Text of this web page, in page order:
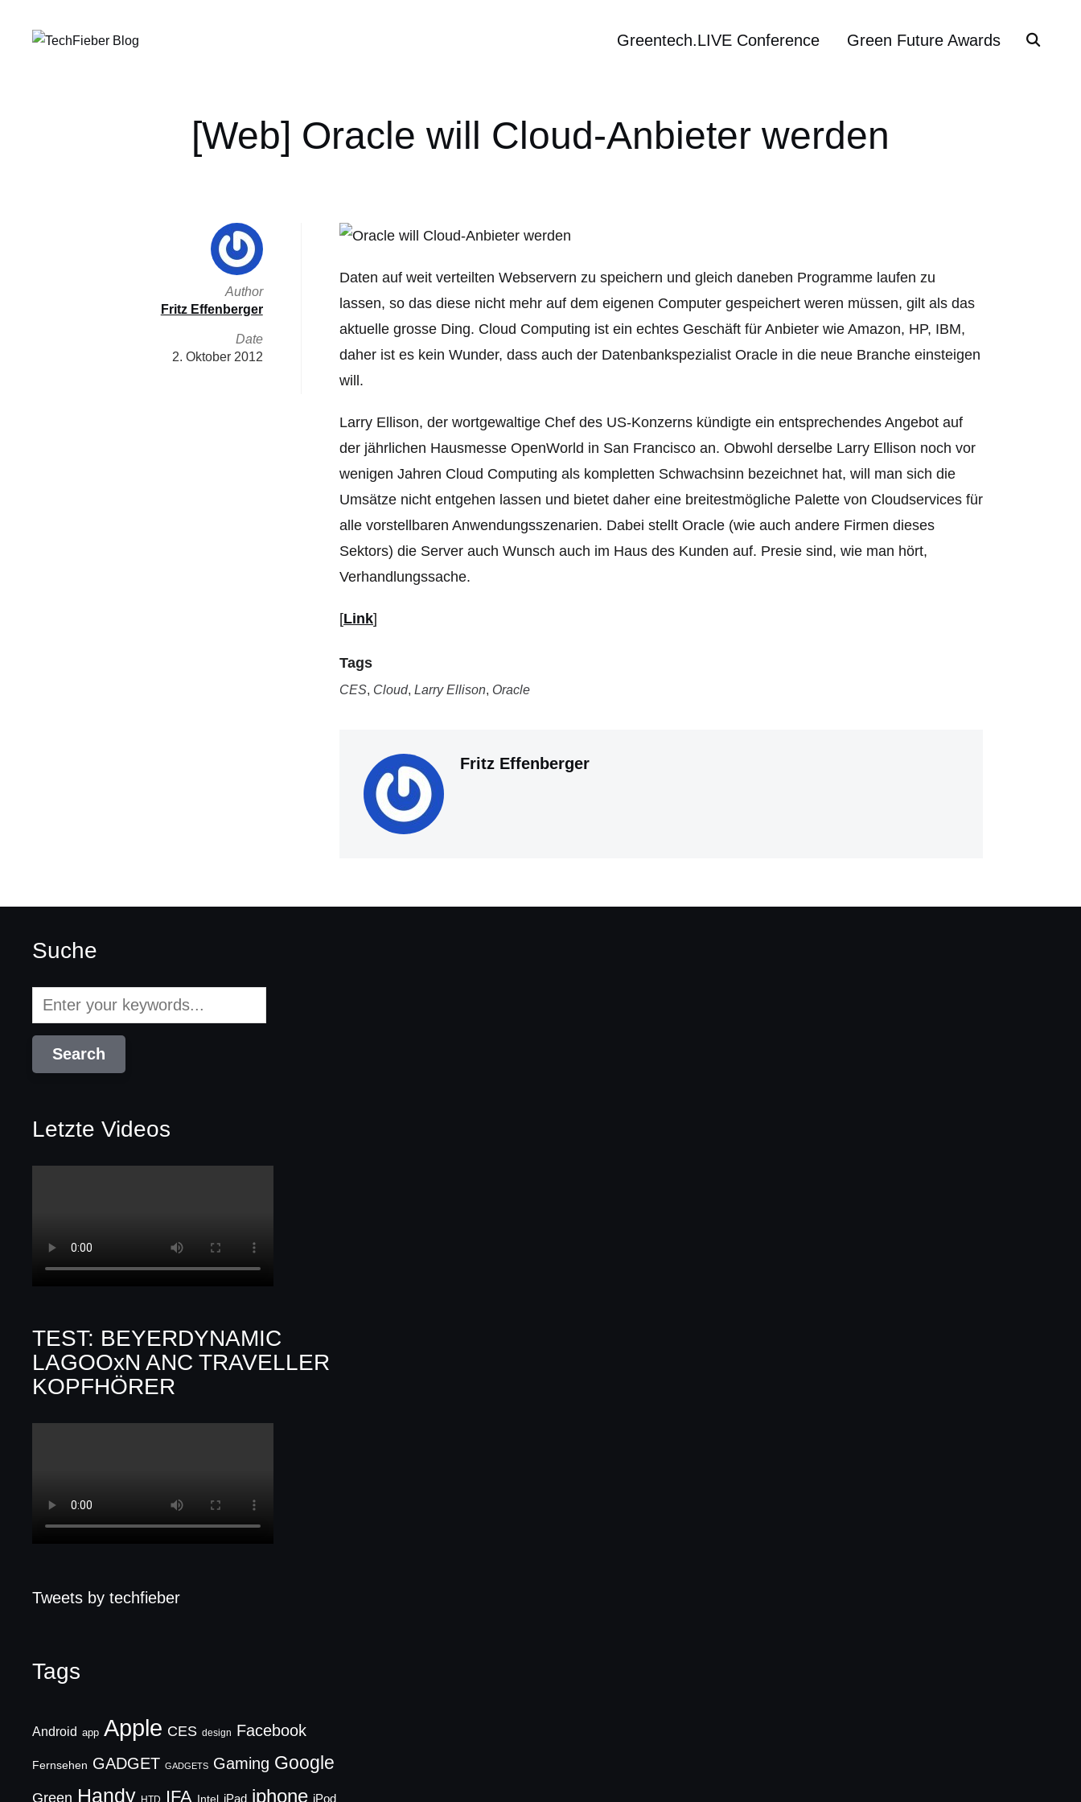
Greentech.LIVE Conference Green Future Awards
[Web] Oracle will Cloud-Anbieter werden
Daten auf weit verteilten Webservern zu speichern und gleich daneben Programme laufen zu
lassen, so das diese nicht mehr auf dem eigenen Computer gespeichert weren müssen, gilt als das
aktuelle grosse Ding. Cloud Computing ist ein echtes Geschäft für Anbieter wie Amazon, HP, IBM,
daher ist es kein Wunder, dass auch der Datenbankspezialist Oracle in die neue Branche einsteigen
will.
Larry Ellison, der wortgewaltige Chef des US-Konzerns kündigte ein entsprechendes Angebot auf
der jährlichen Hausmesse OpenWorld in San Francisco an. Obwohl derselbe Larry Ellison noch vor
wenigen Jahren Cloud Computing als kompletten Schwachsinn bezeichnet hat, will man sich die
Umsätze nicht entgehen lassen und bietet daher eine breitestmögliche Palette von Cloudservices für
alle vorstellbaren Anwendungsszenarien. Dabei stellt Oracle (wie auch andere Firmen dieses
Sektors) die Server auch Wunsch auch im Haus des Kunden auf. Presie sind, wie man hört,
Verhandlungssache.
[Link]
Tags
CES, Cloud, Larry Ellison, Oracle
Fritz Effenberger
Author
Fritz Effenberger
Date
2. Oktober 2012
Suche
Letzte Videos
TEST: BEYERDYNAMIC
LAGOOxN ANC TRAVELLER
KOPFHÖRER
Tweets by techfieber
Tags
Android app Apple CES design Facebook
Fernsehen GADGET GADGETS Gaming Google
Green Handy HTD IFA Intel iPad iphone iPod